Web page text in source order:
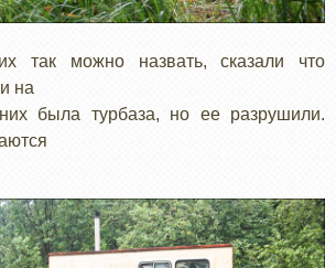
так можно назвать, сказали что
на
была турбаза, но ее разрушили.